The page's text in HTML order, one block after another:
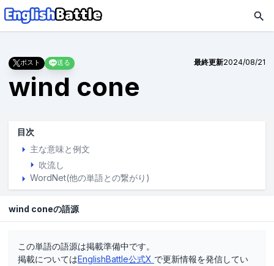
ポスト 送る 最終更新2024/08/21
wind cone
目次
主な意味と例文
吹流し
WordNet(他の単語との繋がり)
wind coneの語源
この単語の語源は掲載準備中です。
掲載についてはEnglishBattle公式X で更新情報を発信してい